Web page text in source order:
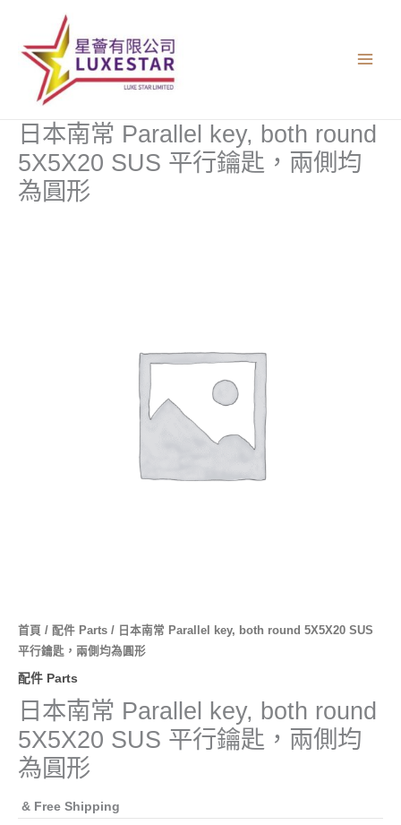
日本南常 Parallel key, both round
5X5X20 SUS 平行鑰匙，兩側均
為圓形
首頁 / 配件 Parts / 日本南常 Parallel key, both round 5X5X20 SUS
平行鑰匙，兩側均為圓形
配件 Parts
日本南常 Parallel key, both round
5X5X20 SUS 平行鑰匙，兩側均
為圓形
& Free Shipping